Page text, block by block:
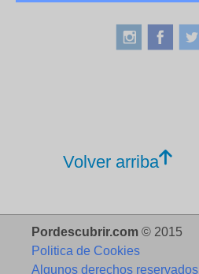
Volver arriba
Pordescubrir.com © 2015
Politica de Cookies
Algunos derechos reservados